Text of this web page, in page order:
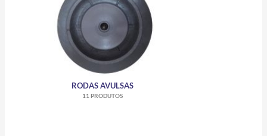
RODAS AVULSAS
11 PRODUTOS